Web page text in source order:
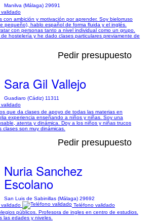
Manilva (Málaga) 29691
validado
con ambición y motivación por aprender. Soy bielorruso
pequeño), hablo español de forma fluida y el inglés.
con personas tanto a nivel individual como un grupo.
hostelería y he dado clases particulares previamente de
Pedir presupuesto
Sara Gil Vallejo
Guadiaro (Cádiz) 11311
validado
que da clases de apoyo de todas las materias en
experiencia enseñando a niños y niñas. Soy una
atenta y dinámica. Doy a los niños y niñas trucos
clases son muy dinámicas.
Pedir presupuesto
Nuria Sanchez
Escolano
San Luis de Sabinillas (Málaga) 29692
validado
Teléfono validado
públicos. Profesora de ingles en centro de estudios.
las edades y niveles.